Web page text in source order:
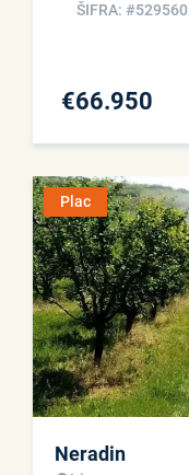
ŠIFRA: #529560
€66.950
Plac
Neradin